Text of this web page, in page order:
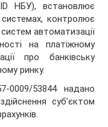
НБУ), встановлює
системах, контролює
автоматизації
на платіжному
про банківську
ринку.
53844 надано
суб’єктом